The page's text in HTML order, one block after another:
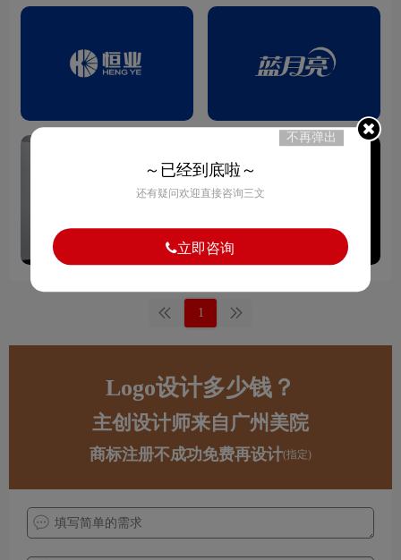
1
Logo设计多少钱？
主创设计师来自广州美院
商标注册不成功免费再设计(指定)
不再弹出
～已经到底啦～
还有疑问欢迎直接咨询三文
立即咨询